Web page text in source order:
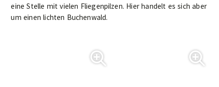
eine Stelle mit vielen Fliegenpilzen. Hier handelt es sich aber
um einen lichten Buchenwald.